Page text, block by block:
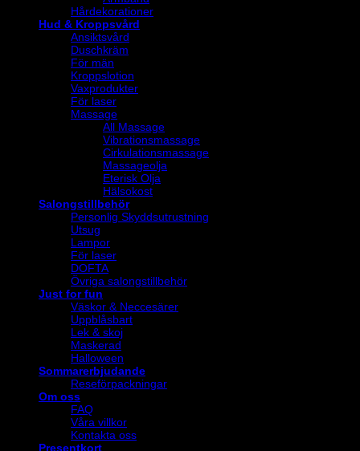
Hårdekorationer
Hud & Kroppsvård
Ansiktsvård
Duschkräm
För män
Kroppslotion
Vaxprodukter
För laser
Massage
All Massage
Vibrationsmassage
Cirkulationsmassage
Massageolja
Eterisk Olja
Hälsokost
Salongstillbehör
Personlig Skyddsutrustning
Utsug
Lampor
För laser
DOFTA
Övriga salongstillbehör
Just for fun
Väskor & Neccesärer
Uppblåsbart
Lek & skoj
Maskerad
Halloween
Sommarerbjudande
Reseförpackningar
Om oss
FAQ
Våra villkor
Kontakta oss
Presentkort